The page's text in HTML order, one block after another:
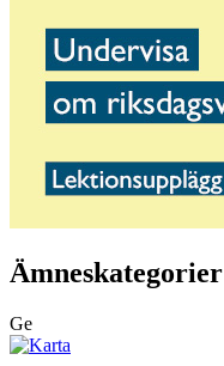
Ämneskategorier
Ge